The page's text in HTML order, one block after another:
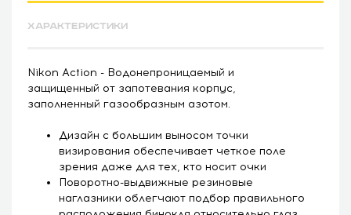
ХАРАКТЕРИСТИКИ
Nikon Action - Водонепроницаемый и
защищенный от запотевания корпус,
заполненный газообразным азотом.
Дизайн с большим выносом точки
визирования обеспечивает четкое поле
зрения даже для тех, кто носит очки
Поворотно-выдвижные резиновые
наглазники облегчают подбор правильного